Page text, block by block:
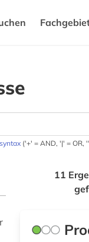
('+' = AND, '|' = OR,
11